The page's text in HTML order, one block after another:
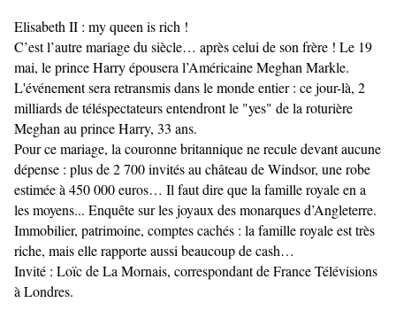
Elisabeth II : my queen is rich !
C’est l’autre mariage du siècle… après celui de son frère ! Le 19
mai, le prince Harry épousera l’Américaine Meghan Markle.
L'événement sera retransmis dans le monde entier : ce jour-là, 2
milliards de téléspectateurs entendront le "yes" de la roturière
Meghan au prince Harry, 33 ans.
Pour ce mariage, la couronne britannique ne recule devant aucune
dépense : plus de 2 700 invités au château de Windsor, une robe
estimée à 450 000 euros… Il faut dire que la famille royale en a
les moyens... Enquête sur les joyaux des monarques d’Angleterre.
Immobilier, patrimoine, comptes cachés : la famille royale est très
riche, mais elle rapporte aussi beaucoup de cash…
Invité : Loïc de La Mornais, correspondant de France Télévisions
à Londres.